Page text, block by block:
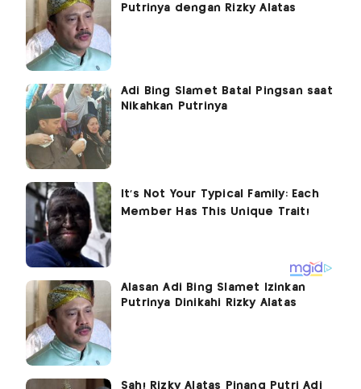
Putrinya dengan Rizky Alatas
Adi Bing Slamet Batal Pingsan saat
Nikahkan Putrinya
Alasan Adi Bing Slamet Izinkan
Putrinya Dinikahi Rizky Alatas
Sah! Rizky Alatas Pinang Putri Adi